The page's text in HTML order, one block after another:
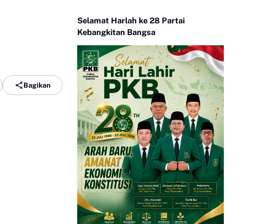
Bagikan
Selamat Harlah ke 28 Partai
Kebangkitan Bangsa